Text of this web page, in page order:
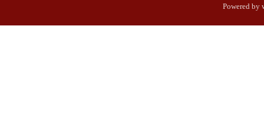
Powered by